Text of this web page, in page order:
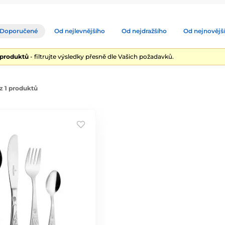
nikl-ocel, nebo při exklusivním požadavku v postříbřeném provedení.
Doporučené Od nejlevnějšího Od nejdražšího Od
- filtrujte výsledky přesně dle Vašich požadavků.
1 produktů